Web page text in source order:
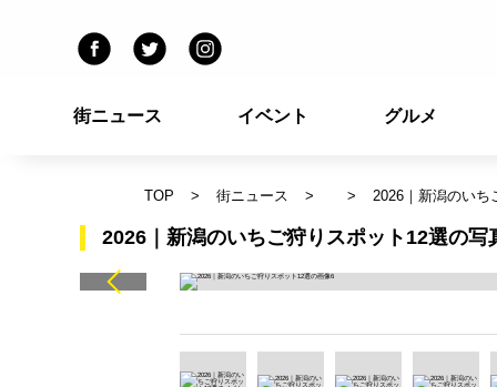
街ニュース イベント グルメ
TOP 街ニュース 2026｜新潟のいち
2026｜新潟のいちご狩りスポット12選の写